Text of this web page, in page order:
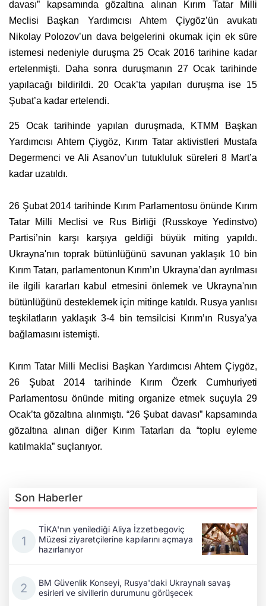
davası” kapsamında gözaltına alınan Kırım Tatar Milli
Meclisi Başkan Yardımcısı Ahtem Çiygöz’ün avukatı
Nikolay Polozov’un dava belgelerini okumak için ek süre
istemesi nedeniyle duruşma 25 Ocak 2016 tarihine kadar
ertelenmişti. Daha sonra duruşmanın 27 Ocak tarihinde
yapılacağı bildirildi. 20 Ocak’ta yapılan duruşma ise 15
Şubat’a kadar ertelendi.
25 Ocak tarihinde yapılan duruşmada, KTMM Başkan
Yardımcısı Ahtem Çiygöz, Kırım Tatar aktivistleri Mustafa
Degermenci ve Ali Asanov’un tutukluluk süreleri 8 Mart’a
kadar uzatıldı.
26 Şubat 2014 tarihinde Kırım Parlamentosu önünde Kırım
Tatar Milli Meclisi ve Rus Birliği (Russkoye Yedinstvo)
Partisi’nin karşı karşıya geldiği büyük miting yapıldı.
Ukrayna'nın toprak bütünlüğünü savunan yaklaşık 10 bin
Kırım Tatarı, parlamentonun Kırım’ın Ukrayna’dan ayrılması
ile ilgili kararları kabul etmesini önlemek ve Ukrayna'nın
bütünlüğünü desteklemek için mitinge katıldı. Rusya yanlısı
teşkilatların yaklaşık 3-4 bin temsilcisi Kırım’ın Rusya’ya
bağlamasını istemişti.
Kırım Tatar Milli Meclisi Başkan Yardımcısı Ahtem Çiygöz,
26 Şubat 2014 tarihinde Kırım Özerk Cumhuriyeti
Parlamentosu önünde miting organize etmek suçuyla 29
Ocak’ta gözaltına alınmıştı. “26 Şubat davası” kapsamında
gözaltına alınan diğer Kırım Tatarları da “toplu eyleme
katılmakla” suçlanıyor.
Son Haberler
TİKA'nın yenilediği Aliya İzzetbegoviç
Müzesi ziyaretçilerine kapılarını açmaya
hazırlanıyor
BM Güvenlik Konseyi, Rusya'daki Ukraynalı savaş
esirleri ve sivillerin durumunu görüşecek